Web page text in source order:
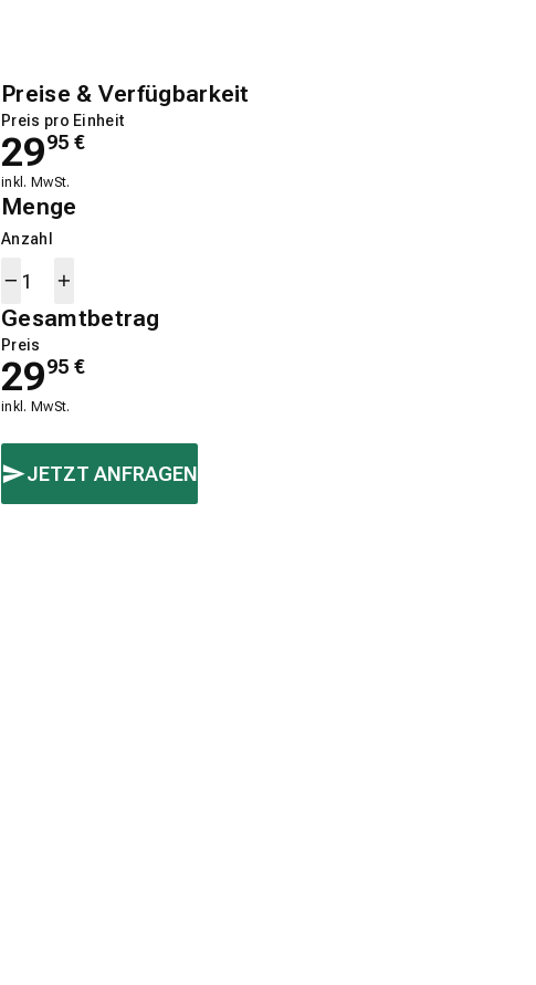
Preise & Verfügbarkeit
Preis pro Einheit
2995 €
inkl. MwSt.
Menge
Anzahl
Gesamtbetrag
Preis
2995 €
inkl. MwSt.
JETZT ANFRAGEN